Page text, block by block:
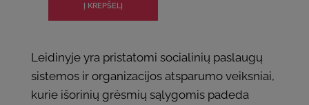
Leidinyje yra pristatomi socialinių paslaugų
sistemos ir organizacijos atsparumo veiksniai,
kurie išorinių grėsmių sąlygomis padeda